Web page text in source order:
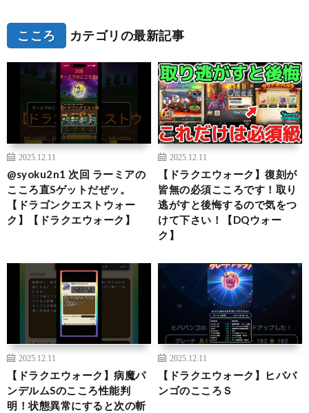
こころ カテゴリの最新記事
2025.12.11
@syoku2n1 次回 ラーミアの
こころ直Sゲットだぜッ。
【ドラゴンクエストウォー
ク】【ドラクエウォーク】
2025.12.11
【ドラクエウォーク】復刻が
皆無の必須こころです！取り
逃がすと後悔するので気をつ
けて下さい！【DQウォー
ク】
2025.12.11
【ドラクエウォーク】病魔パ
ンデルムSのこころ性能判
明！状態異常にすると次の斬
2025.12.11
【ドラクエウォーク】ヒババ
ンゴのこころＳ